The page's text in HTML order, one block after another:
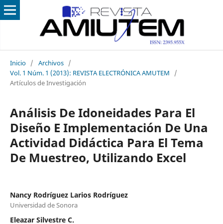
Inicio / Archivos /
Vol. 1 Núm. 1 (2013): REVISTA ELECTRÓNICA AMUTEM
/
Artículos de Investigación
Análisis De Idoneidades Para El
Diseño E Implementación De Una
Actividad Didáctica Para El Tema
De Muestreo, Utilizando Excel
Nancy Rodríguez Larios Rodríguez
Universidad de Sonora
Eleazar Silvestre C.